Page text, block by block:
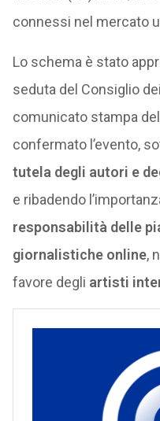
connessi nel mercato
Lo schema è stato
seduta del Consiglio
comunicato stampa
confermato l’evento,
tutela degli autori e
e ribadendo
responsabilità delle
giornalistiche online,
favore degli artisti